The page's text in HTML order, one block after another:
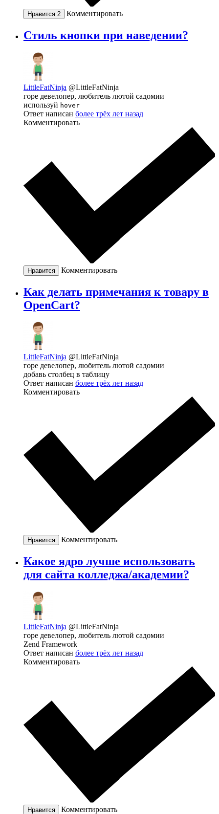
Нравится 2 Комментировать
Стиль кнопки при наведении?
LittleFatNinja @LittleFatNinja
горе девелопер, любитель лютой садомии
используй hover
Ответ написан более трёх лет назад
Комментировать
Нравится Комментировать
Как делать примечания к товару в
OpenCart?
LittleFatNinja @LittleFatNinja
горе девелопер, любитель лютой садомии
добавь столбец в таблицу
Ответ написан более трёх лет назад
Комментировать
Нравится Комментировать
Какое ядро лучше использовать
для сайта колледжа/академии?
LittleFatNinja @LittleFatNinja
горе девелопер, любитель лютой садомии
Zend Framework
Ответ написан более трёх лет назад
Комментировать
Нравится Комментировать